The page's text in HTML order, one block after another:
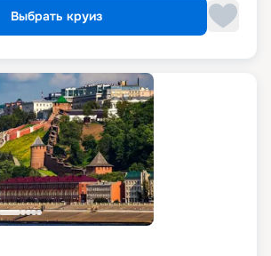
Выбрать круиз